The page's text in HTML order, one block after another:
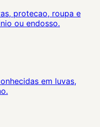
protecao, roupa e
ou endosso.
em luvas,